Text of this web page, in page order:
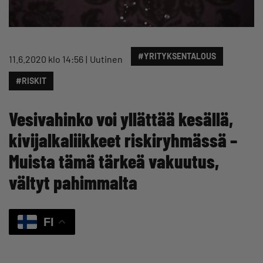
11.6.2020 klo 14:56 Uutinen #YRITYKSENTALOUS
#RISKIT
Vesivahinko voi yllättää kesällä,
kivijalkaliikkeet riskiryhmässä –
Muista tämä tärkeä vakuutus,
vältyt pahimmalta
FI